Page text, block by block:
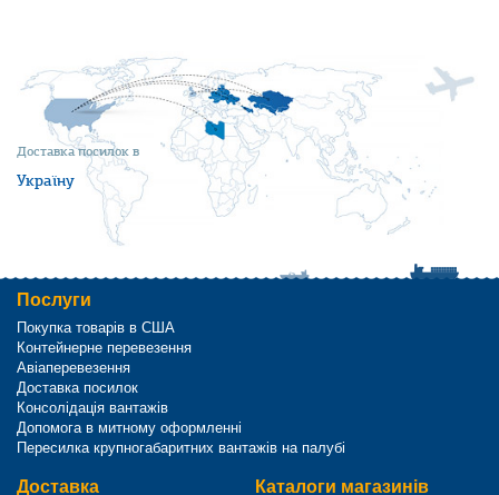
Доставка посилок в
Україну
Послуги
Покупка товарів в США
Контейнерне перевезення
Авіаперевезення
Доставка посилок
Консолідація вантажів
Допомога в митному оформленні
Пересилка крупногабаритних вантажів на палубі
Доставка Каталоги магазинів